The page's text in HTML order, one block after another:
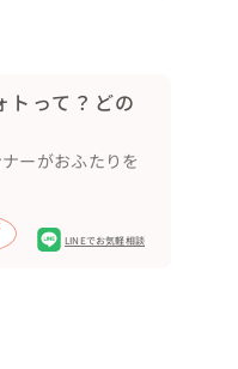
ルを点火され、
始賑やかに過ごさ
ドを。
使用）
取り入れ盛り上が
トって？どの
ーがおふたりを
LINEでお気軽相談